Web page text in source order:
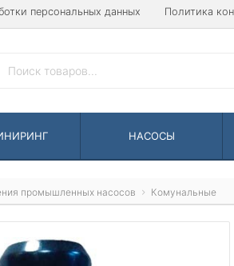
персональных данных Политика
НАСОСЫ
промышленных насосов Комунальные